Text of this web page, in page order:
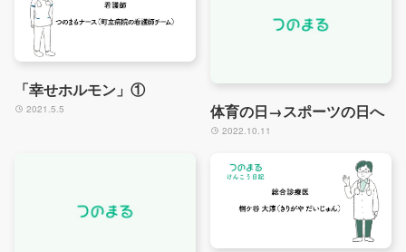
「幸せホルモン」①
2021.5.5 体育の日→スポーツの日へ
2022.10.11